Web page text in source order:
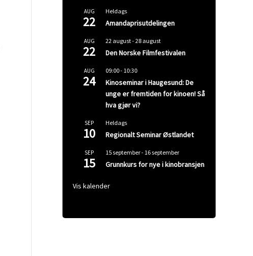
AUG
22
Heldags
Amandaprisutdelingen
AUG
22
22 august-28 august
Den Norske Filmfestivalen
AUG
24
09:00- 10:30
Kinoseminar i Haugesund: De
unge er fremtiden for kinoen! Så
hva gjør vi?
SEP
10
Heldags
Regionalt Seminar Østlandet
SEP
15
15 september- 16 september
Grunnkurs for nye i kinobransjen
Vis kalender